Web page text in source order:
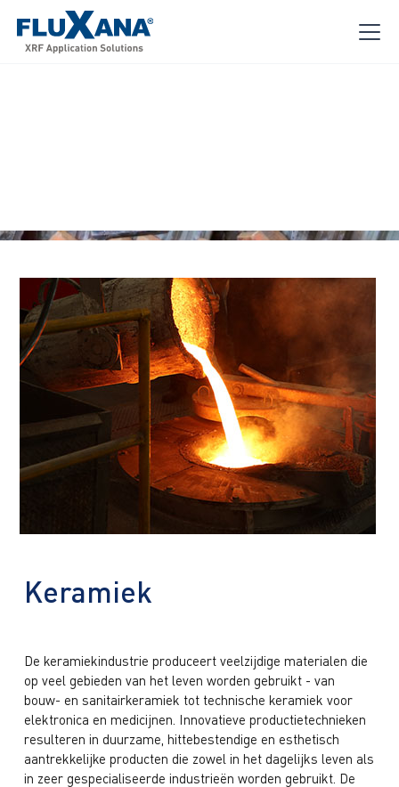
Keramiek
De keramiekindustrie produceert veelzijdige materialen die
op veel gebieden van het leven worden gebruikt - van
bouw- en sanitairkeramiek tot technische keramiek voor
elektronica en medicijnen. Innovatieve productietechnieken
resulteren in duurzame, hittebestendige en esthetisch
aantrekkelijke producten die zowel in het dagelijks leven als
in zeer gespecialiseerde industrieën worden gebruikt. De